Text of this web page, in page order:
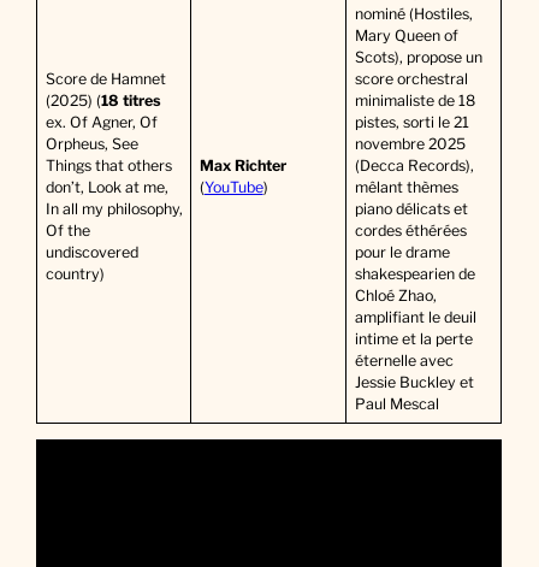
Score de Hamnet
(2025) (18 titres
ex. Of Agner, Of
Orpheus, See
Things that others
don’t, Look at me,
In all my philosophy,
Of the
undiscovered
country)
Max Richter
(YouTube)
nominé (Hostiles,
Mary Queen of
Scots), propose un
score orchestral
minimaliste de 18
pistes, sorti le 21
novembre 2025
(Decca Records),
mêlant thèmes
piano délicats et
cordes éthérées
pour le drame
shakespearien de
Chloé Zhao,
amplifiant le deuil
intime et la perte
éternelle avec
Jessie Buckley et
Paul Mescal